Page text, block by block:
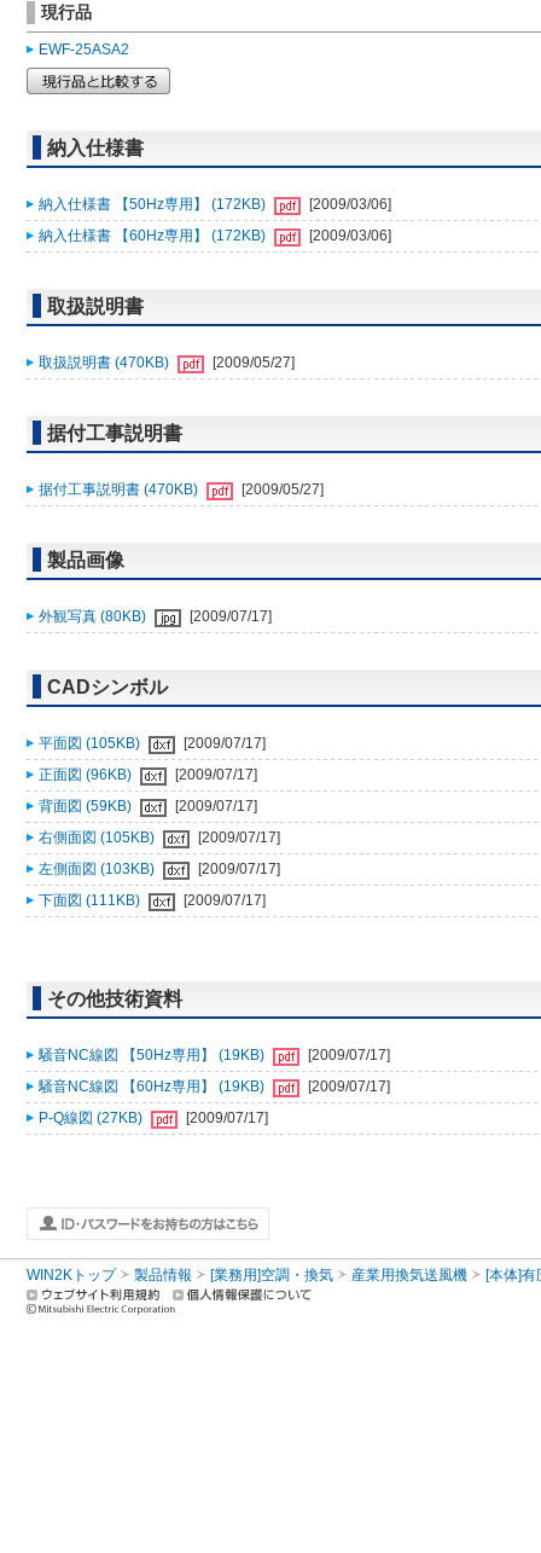
現行品
EWF-25ASA2
納入仕様書
納入仕様書 【50Hz専用】 (172KB)
[2009/03/06]
納入仕様書 【60Hz専用】 (172KB)
[2009/03/06]
取扱説明書
取扱説明書 (470KB) [2009/05/27]
据付工事説明書
据付工事説明書 (470KB) [2009/05/27]
製品画像
外観写真 (80KB) [2009/07/17]
CADシンボル
平面図 (105KB)
[2009/07/17]
正面図 (96KB)
[2009/07/17]
背面図 (59KB)
[2009/07/17]
右側面図 (105KB)
[2009/07/17]
左側面図 (103KB)
[2009/07/17]
下面図 (111KB)
[2009/07/17]
その他技術資料
騒音NC線図 【50Hz専用】 (19KB)
[2009/07/17]
騒音NC線図 【60Hz専用】 (19KB)
[2009/07/17]
P-Q線図 (27KB)
[2009/07/17]
WIN2Kトップ 製品情報 [業務用]空調・換気 産業用換気送風機 [本体]有